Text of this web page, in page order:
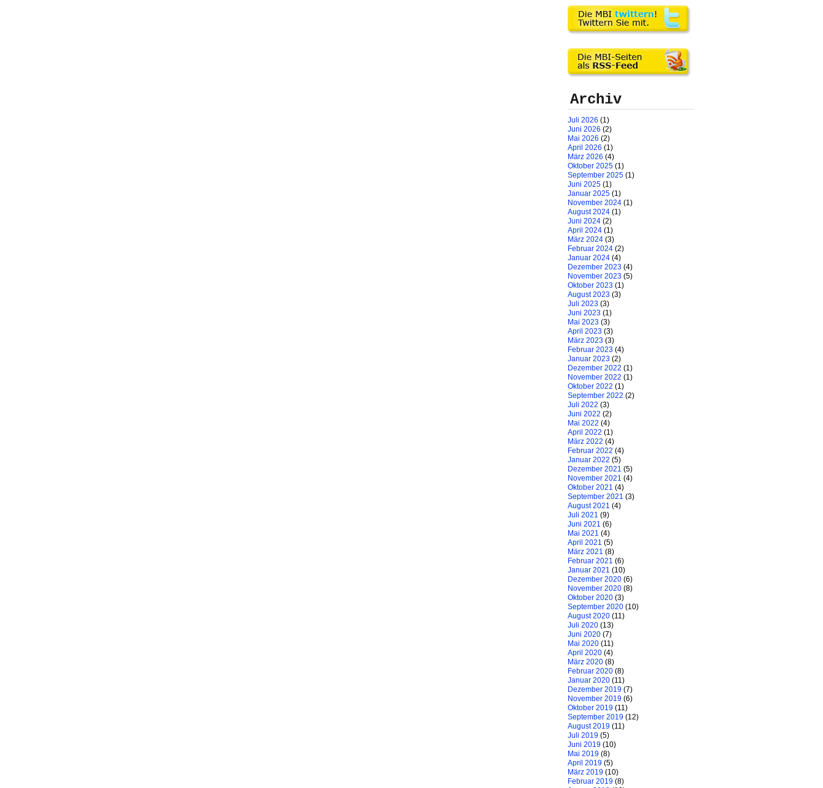
Archiv
Juli 2026 (1)
Juni 2026 (2)
Mai 2026 (2)
April 2026 (1)
März 2026 (4)
Oktober 2025 (1)
September 2025 (1)
Juni 2025 (1)
Januar 2025 (1)
November 2024 (1)
August 2024 (1)
Juni 2024 (2)
April 2024 (1)
März 2024 (3)
Februar 2024 (2)
Januar 2024 (4)
Dezember 2023 (4)
November 2023 (5)
Oktober 2023 (1)
August 2023 (3)
Juli 2023 (3)
Juni 2023 (1)
Mai 2023 (3)
April 2023 (3)
März 2023 (3)
Februar 2023 (4)
Januar 2023 (2)
Dezember 2022 (1)
November 2022 (1)
Oktober 2022 (1)
September 2022 (2)
Juli 2022 (3)
Juni 2022 (2)
Mai 2022 (4)
April 2022 (1)
März 2022 (4)
Februar 2022 (4)
Januar 2022 (5)
Dezember 2021 (5)
November 2021 (4)
Oktober 2021 (4)
September 2021 (3)
August 2021 (4)
Juli 2021 (9)
Juni 2021 (6)
Mai 2021 (4)
April 2021 (5)
März 2021 (8)
Februar 2021 (6)
Januar 2021 (10)
Dezember 2020 (6)
November 2020 (8)
Oktober 2020 (3)
September 2020 (10)
August 2020 (11)
Juli 2020 (13)
Juni 2020 (7)
Mai 2020 (11)
April 2020 (4)
März 2020 (8)
Februar 2020 (8)
Januar 2020 (11)
Dezember 2019 (7)
November 2019 (6)
Oktober 2019 (11)
September 2019 (12)
August 2019 (11)
Juli 2019 (5)
Juni 2019 (10)
Mai 2019 (8)
April 2019 (5)
März 2019 (10)
Februar 2019 (8)